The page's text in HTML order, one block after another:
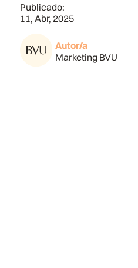
Publicado:
11, Abr, 2025
Autor/a
Marketing BVU